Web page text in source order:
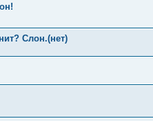
Слон.(нет)